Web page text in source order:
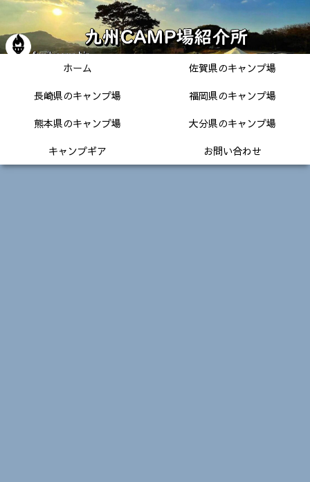
ホーム
佐賀県のキャンプ場
長崎県のキャンプ場
福岡県のキャンプ場
熊本県のキャンプ場
大分県のキャンプ場
キャンプギア
お問い合わせ